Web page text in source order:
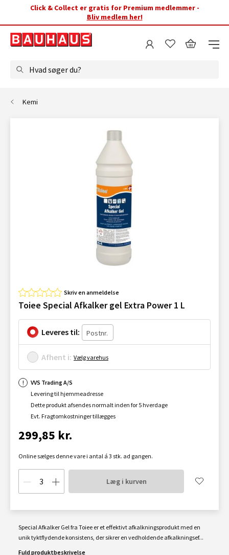
Click & Collect er gratis for Premium medlemmer -
Bliv medlem her!
Hvad søger du?
Kemi
Skriv en anmeldelse
Toiee Special Afkalker gel Extra Power 1 L
Leveres til:
Afhent i: Vælg varehus
VVS Trading A/S
Levering til hjemmeadresse
Dette produkt afsendes normalt inden for 5 hverdage
Evt. Fragtomkostninger tillægges
299,85 kr.
Online sælges denne vare i antal á 3 stk. ad gangen.
Læg i kurven
Special Afkalker Gel fra Toiee er et effektivt afkalkningsprodukt med en
unik tyktflydende konsistens, der sikrer en vedholdende afkalkningsef...
Fuld produktbeskrivelse